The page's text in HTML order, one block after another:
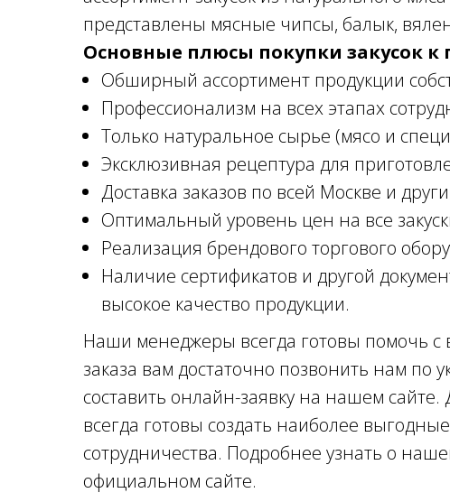
представлены мясные чипсы, балык,
Основные плюсы покупки закусок к
Обширный ассортимент продукции
Профессионализм на всех этапах
Только натуральное сырье (мясо и
Эксклюзивная рецептура для
Доставка заказов по всей Москве и
Оптимальный уровень цен на все
Реализация брендового торгового
Наличие сертификатов и другой
высокое качество продукции.
Наши менеджеры всегда готовы помочь
заказа вам достаточно позвонить нам
составить онлайн-заявку на нашем
всегда готовы создать наиболее
сотрудничества. Подробнее узнать о
официальном сайте.